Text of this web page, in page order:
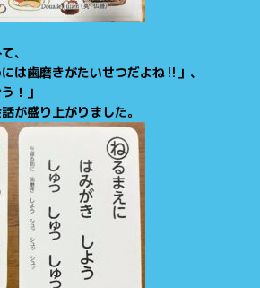
、
は歯磨きがたいせつだよね‼」、
！」
が盛り上がりました。